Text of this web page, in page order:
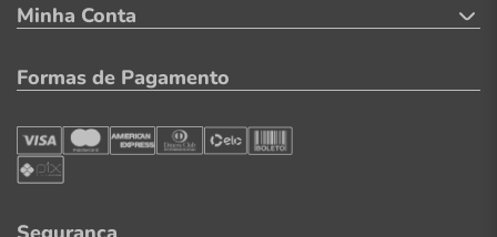
Minha Conta
Formas de Pagamento